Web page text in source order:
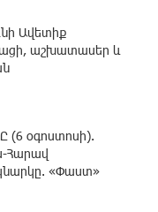
Ավետիք
աշխատասեր և
(6 օգոստոսի).
Հարավ
«Փաստ»